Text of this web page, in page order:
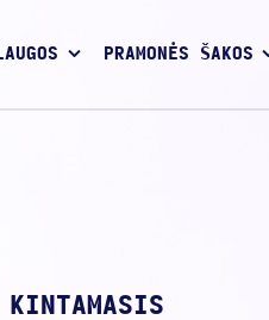
PRAMONĖS ŠAKOS
KINTAMASIS